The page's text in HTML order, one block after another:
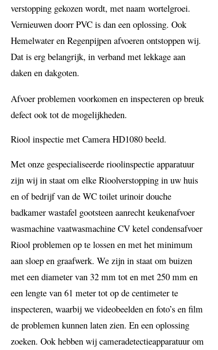
verstopping gekozen wordt, met naam wortelgroei.
Vernieuwen doorr PVC is dan een oplossing.Ook
Hemelwater en Regenpijpen afvoeren ontstoppen wij.
Dat is erg belangrijk, in verband met lekkage aan
daken en dakgoten.
Afvoer problemen voorkomen en inspecteren op breuk
defect ook tot de mogelijkheden.
Riool inspectie met Camera HD1080 beeld.
Met onze gespecialiseerde rioolinspectie apparatuur
zijn wij in staat om elke Rioolverstopping in uw huis
en of bedrijf van de WCtoileturinoirdouche
badkamer wastafel gootsteenaanrechtkeukenafvoer
wasmachinevaatwasmachineCV ketel condensafvoer
Riool problemen op te lossen en met het minimum
aan sloep en graafwerk.We zijn in staat om buizen
met een diameter van 32 mm tot en met 250 mm en
een lengte van 61 meter tot op de centimeter te
inspecteren, waarbij we videobeelden en foto’s en film
de problemen kunnen laten zien. En een oplossing
zoeken. Ookhebben wij cameradetectieapparatuur om